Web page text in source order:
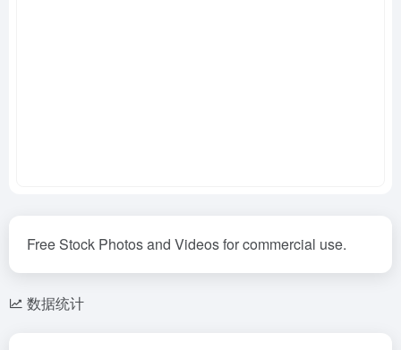
Free Stock Photos and Videos for commercial use.
数据统计